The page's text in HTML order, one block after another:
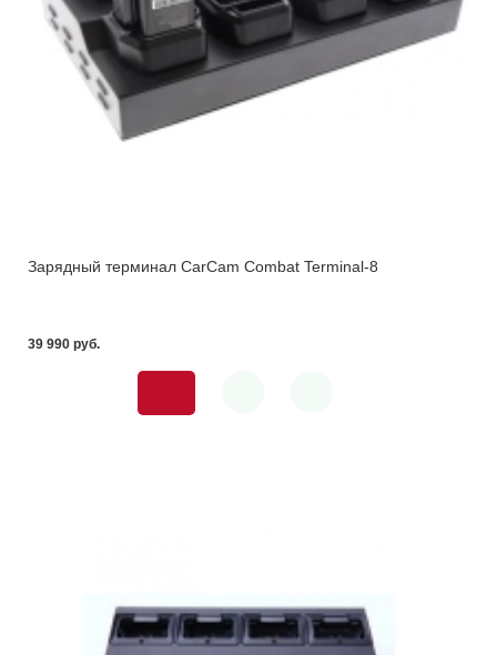
Зарядный терминал CarCam Combat Terminal-8
39 990 pуб.